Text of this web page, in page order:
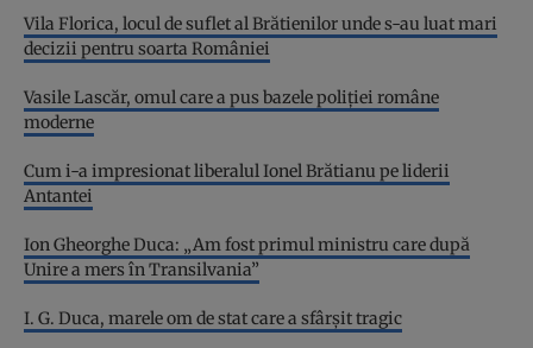
Vila Florica, locul de suflet al Brătienilor unde s-au luat mari
decizii pentru soarta României
Vasile Lascăr, omul care a pus bazele poliției române
moderne
Cum i-a impresionat liberalul Ionel Brătianu pe liderii
Antantei
Ion Gheorghe Duca: „Am fost primul ministru care după
Unire a mers în Transilvania”
I. G. Duca, marele om de stat care a sfârșit tragic